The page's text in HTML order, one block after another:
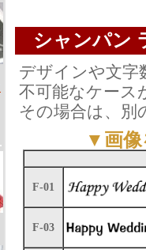
シャンパン
デザインや文字
不可能なケース
その場合は、別
▼画像
F-01
F-03